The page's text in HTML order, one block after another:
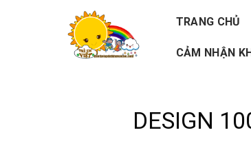
TRANG CHỦ
CẢM NHẬN
DESIGN